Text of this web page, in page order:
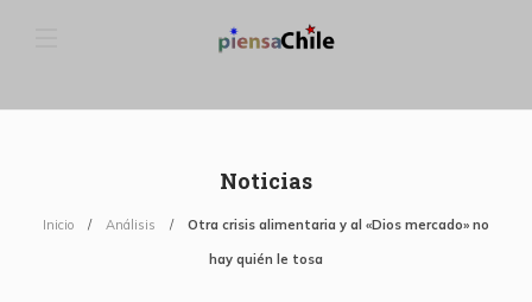
Noticias
Inicio Análisis Otra crisis alimentaria y al «Dios mercado» no
hay quién le tosa